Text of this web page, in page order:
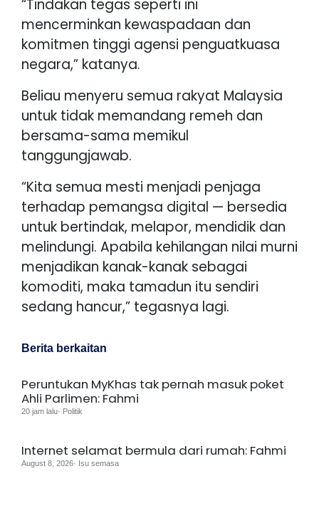
“Tindakan tegas seperti ini
mencerminkan kewaspadaan dan
komitmen tinggi agensi penguatkuasa
negara,” katanya.
Beliau menyeru semua rakyat Malaysia
untuk tidak memandang remeh dan
bersama-sama memikul
tanggungjawab.
“Kita semua mesti menjadi penjaga
terhadap pemangsa digital — bersedia
untuk bertindak, melapor, mendidik dan
melindungi. Apabila kehilangan nilai murni
menjadikan kanak-kanak sebagai
komoditi, maka tamadun itu sendiri
sedang hancur,” tegasnya lagi.
Berita berkaitan
Peruntukan MyKhas tak pernah masuk poket
Ahli Parlimen: Fahmi
20 jam lalu· Politik
Internet selamat bermula dari rumah: Fahmi
August 8, 2026· Isu semasa